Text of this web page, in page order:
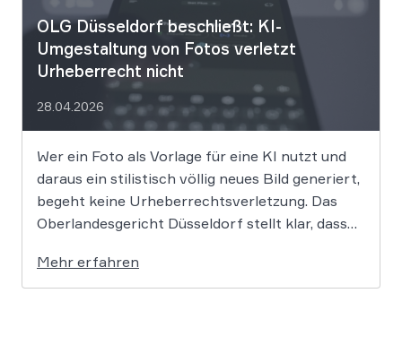
OLG Düsseldorf beschließt: KI-
Umgestaltung von Fotos verletzt
Urheberrecht nicht
28.04.2026
Wer ein Foto als Vorlage für eine KI nutzt und
daraus ein stilistisch völlig neues Bild generiert,
begeht keine Urheberrechtsverletzung. Das
Oberlandesgericht Düsseldorf stellt klar, dass
KI-gestützte Umgestaltung zulässig ist, solange
die individuellen kreativen Merkmale des
Mehr erfahren